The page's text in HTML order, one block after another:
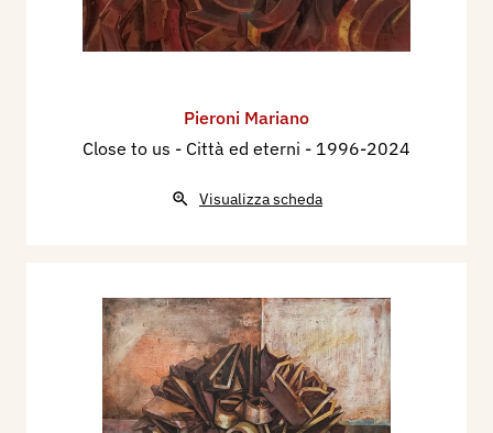
Pieroni Mariano
Close to us - Città ed eterni - 1996-2024
Visualizza scheda